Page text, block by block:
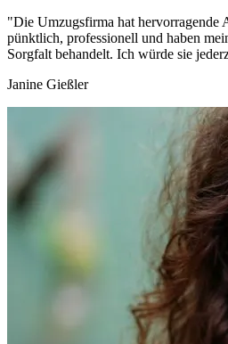
"Die Umzugsfirma hat hervorragende
pünktlich, professionell und haben
Sorgfalt behandelt. Ich würde sie
Janine Gießler